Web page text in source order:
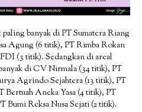
banyak di PT Sumatera Riang
Agung (6 titik), PT Rimba Rokan
(3 titik). Sedangkan di areal
di CV Nirmala (34 titik), PT
Agrindo Sejahtera (13 titik), PT
Aneka Yasa (4 titik), PT
Bumi Reksa Nusa Sejati (2 titik).